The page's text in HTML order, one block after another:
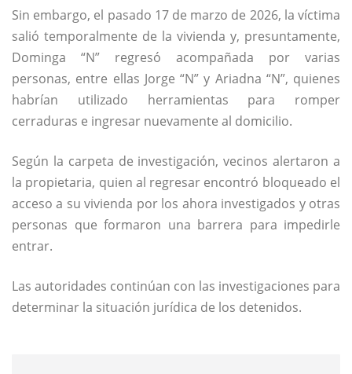
Sin embargo, el pasado 17 de marzo de 2026, la víctima
salió temporalmente de la vivienda y, presuntamente,
Dominga “N” regresó acompañada por varias
personas, entre ellas Jorge “N” y Ariadna “N”, quienes
habrían utilizado herramientas para romper
cerraduras e ingresar nuevamente al domicilio.
Según la carpeta de investigación, vecinos alertaron a
la propietaria, quien al regresar encontró bloqueado el
acceso a su vivienda por los ahora investigados y otras
personas que formaron una barrera para impedirle
entrar.
Las autoridades continúan con las investigaciones para
determinar la situación jurídica de los detenidos.